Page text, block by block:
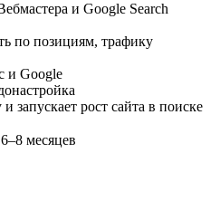
и Google Search
по позициям, трафику
и Google
запускает рост сайта в поиске
месяцев